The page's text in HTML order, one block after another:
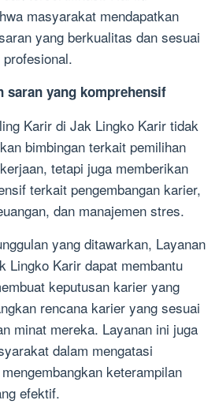
masyarakat mendapatkan
yang berkualitas dan sesuai
saran yang komprehensif
Karir di Jak Lingko Karir tidak
bimbingan terkait pemilihan
tetapi juga memberikan
terkait pengembangan karier,
dan manajemen stres.
yang ditawarkan, Layanan
Lingko Karir dapat membantu
keputusan karier yang
rencana karier yang sesuai
minat mereka. Layanan ini juga
dalam mengatasi
keterampilan
efektif.